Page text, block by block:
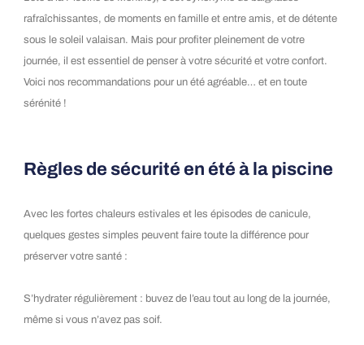
rafraîchissantes, de moments en famille et entre amis, et de détente
sous le soleil valaisan. Mais pour profiter pleinement de votre
journée, il est essentiel de penser à votre sécurité et votre confort.
Voici nos recommandations pour un été agréable… et en toute
sérénité !
Règles de sécurité en été à la piscine
Avec les fortes chaleurs estivales et les épisodes de canicule,
quelques gestes simples peuvent faire toute la différence pour
préserver votre santé :
S’hydrater régulièrement : buvez de l’eau tout au long de la journée,
même si vous n’avez pas soif.